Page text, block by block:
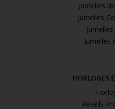
Jumelles
Jumelles
Jumelles
HORLOGES
Réveils